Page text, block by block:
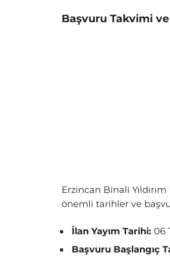
Başvuru Takvimi
Erzincan Binali
önemli tarihler ve
İlan Yayım Tarihi: 06
Başvuru Başlangıç